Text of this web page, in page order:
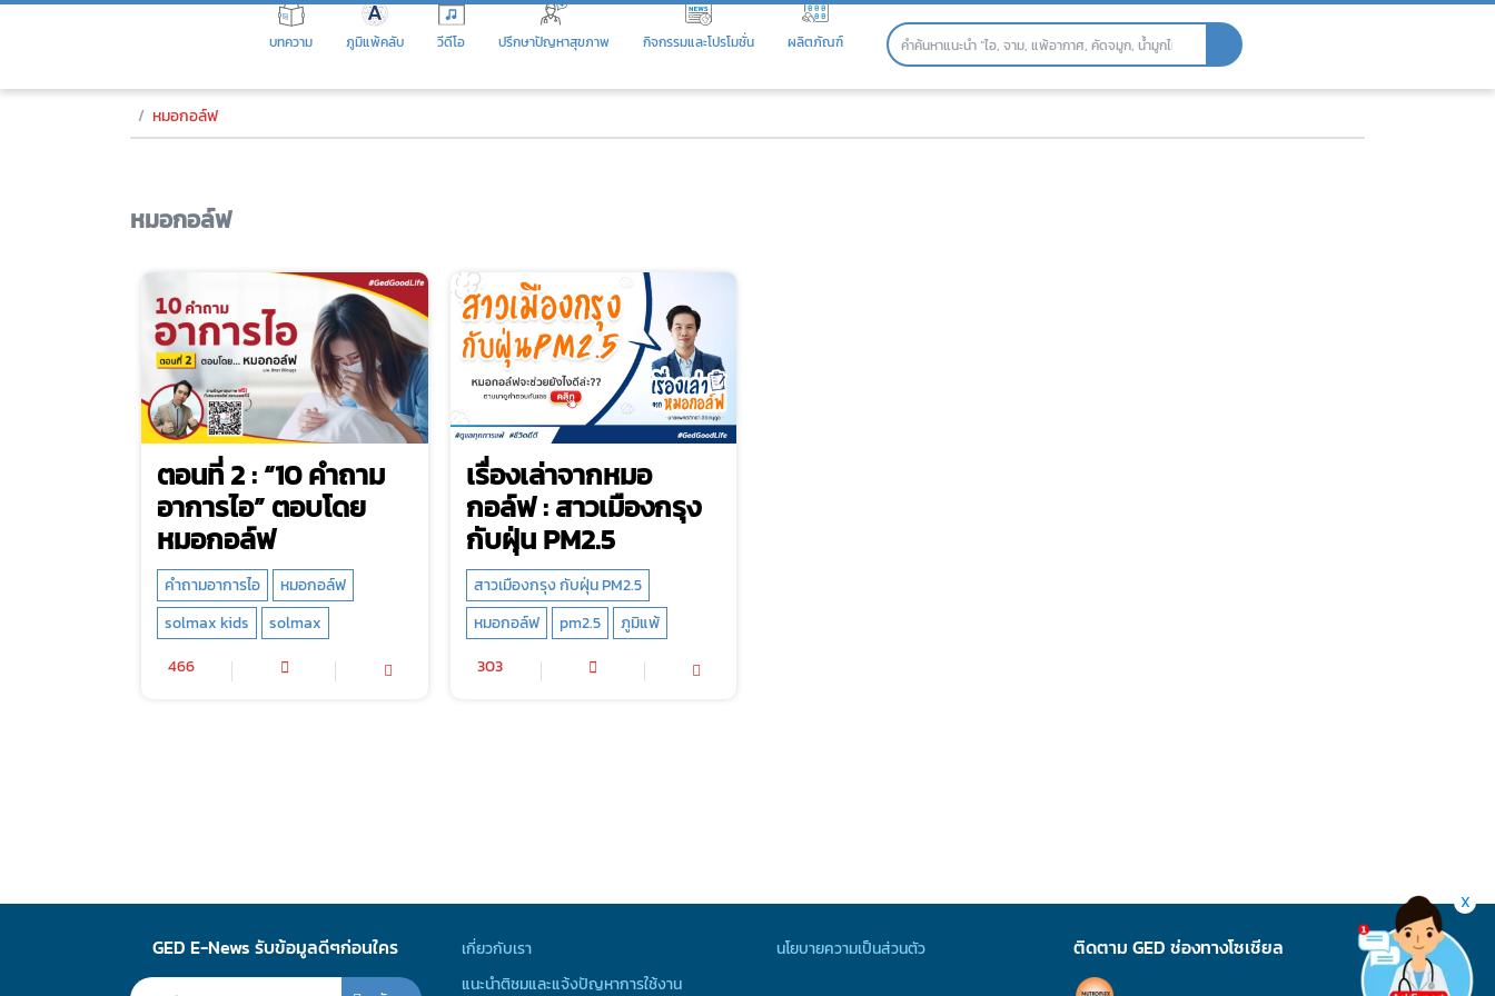
Skip
บทความ ภูมิแพ้คลับ วีดีโอ ปรึกษาปัญหาสุขภาพ กิจกรรมและโปรโมชั่น ผลิตภัณฑ์
หมอกอล์ฟ
หมอกอล์ฟ
ตอนที่ 2 : “10 คำถาม
อาการไอ” ตอบโดย
หมอกอล์ฟ
คำถามอาการไอ
หมอกอล์ฟ
solmax kids
solmax
466
เรื่องเล่าจากหมอ
กอล์ฟ : สาวเมืองกรุง
กับฝุ่น PM2.5
สาวเมืองกรุง กับฝุ่น PM2.5
หมอกอล์ฟ
pm2.5
ภูมิแพ้
303
GED E-News รับข้อมูลดีๆก่อนใคร
เกี่ยวกับเรา
แนะนำติชมและแจ้งปัญหาการใช้งาน
นโยบายความเป็นส่วนตัว ติดตาม GED ช่องทางโซเชียล
X